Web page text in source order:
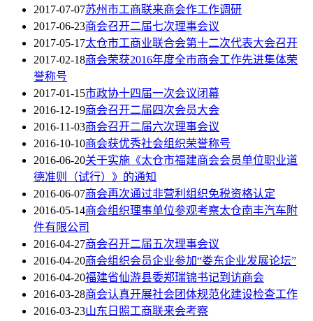
2017-07-07苏州市工商联来商会作工作调研
2017-06-23商会召开二届七次理事会议
2017-05-17太仓市工商业联合会第十二次代表大会召开
2017-02-18商会荣获2016年度全市商会工作先进集体荣
誉称号
2017-01-15市政协十四届一次会议闭幕
2016-12-19商会召开二届四次会员大会
2016-11-03商会召开二届六次理事会议
2016-10-10商会获优秀社会组织荣誉称号
2016-06-20关于实施《太仓市福建商会会员单位职业道
德准则（试行）》的通知
2016-06-07商会再次通过非营利组织免税资格认定
2016-05-14商会组织理事单位参观考察太仓南丰汽车附
件有限公司
2016-04-27商会召开二届五次理事会议
2016-04-20商会组织会员企业参加“娄东企业发展论坛”
2016-04-20福建省仙游县委郑瑞锦书记到访商会
2016-03-28商会认真开展社会团体规范化建设检查工作
2016-03-23山东日照工商联来会考察